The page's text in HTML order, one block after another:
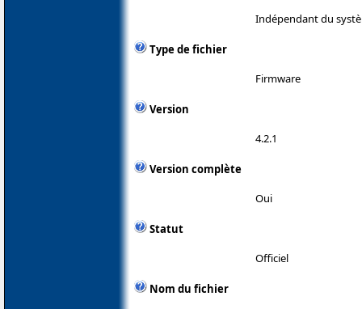
Indépendant du
Type de fichier
Firmware
Version
4.2.1
Version complète
Oui
Statut
Officiel
Nom du fichier